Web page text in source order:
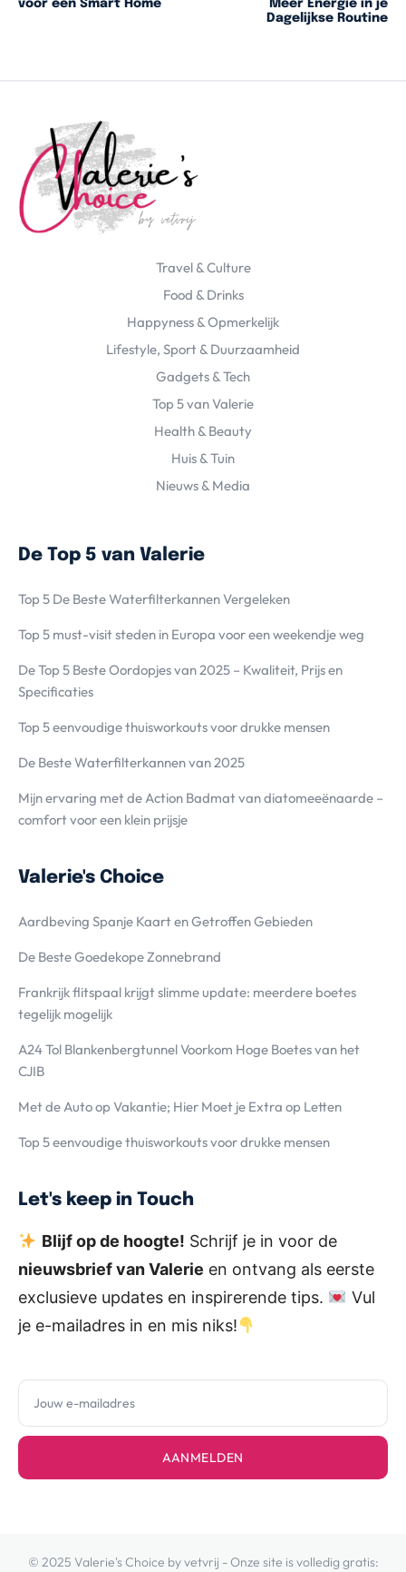
voor een Smart Home
Meer Energie in je
Dagelijkse Routine
Travel & Culture
Food & Drinks
Happyness & Opmerkelijk
Lifestyle, Sport & Duurzaamheid
Gadgets & Tech
Top 5 van Valerie
Health & Beauty
Huis & Tuin
Nieuws & Media
De Top 5 van Valerie
Top 5 De Beste Waterfilterkannen Vergeleken
Top 5 must-visit steden in Europa voor een weekendje weg
De Top 5 Beste Oordopjes van 2025 – Kwaliteit, Prijs en
Specificaties
Top 5 eenvoudige thuisworkouts voor drukke mensen
De Beste Waterfilterkannen van 2025
Mijn ervaring met de Action Badmat van diatomeeënaarde –
comfort voor een klein prijsje
Valerie's Choice
Aardbeving Spanje Kaart en Getroffen Gebieden
De Beste Goedekope Zonnebrand
Frankrijk flitspaal krijgt slimme update: meerdere boetes
tegelijk mogelijk
A24 Tol Blankenbergtunnel Voorkom Hoge Boetes van het
CJIB
Met de Auto op Vakantie; Hier Moet je Extra op Letten
Top 5 eenvoudige thuisworkouts voor drukke mensen
Let's keep in Touch
Blijf op de hoogte! Schrijf je in voor de
nieuwsbrief van Valerie en ontvang als eerste
exclusieve updates en inspirerende tips.
Vul
je e-mailadres in en mis niks!
AANMELDEN
© 2025 Valerie's Choice by vetvrij - Onze site is volledig gratis: